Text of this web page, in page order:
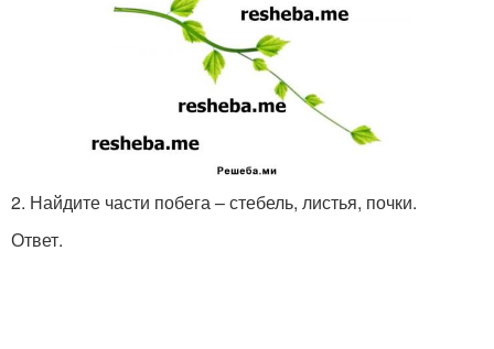
2. Найдите части побега – стебель, листья, почки.
Ответ.